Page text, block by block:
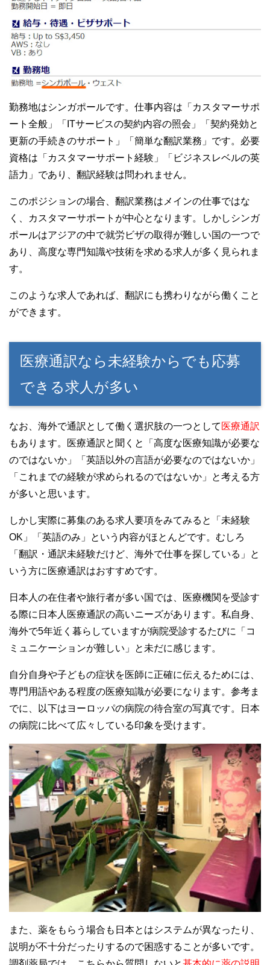
勤務地はシンガポールです。仕事内容は「カスタマーサポ
ート全般」「ITサービスの契約内容の照会」「契約発効と
更新の手続きのサポート」「簡単な翻訳業務」です。必要
資格は「カスタマーサポート経験」「ビジネスレベルの英
語力」であり、翻訳経験は問われません。
このポジションの場合、翻訳業務はメインの仕事ではな
く、カスタマーサポートが中心となります。しかしシンガ
ポールはアジアの中で就労ビザの取得が難しい国の一つで
あり、高度な専門知識や技術を求める求人が多く見られま
す。
このような求人であれば、翻訳にも携わりながら働くこと
ができます。
医療通訳なら未経験からでも応募
できる求人が多い
なお、海外で通訳として働く選択肢の一つとして 医療通訳
もあります。医療通訳と聞くと「高度な医療知識が必要な
のではないか」「英語以外の言語が必要なのではないか」
「これまでの経験が求められるのではないか」と考える方
が多いと思います。
しかし実際に募集のある求人要項をみてみると「未経験
OK」「英語のみ」という内容がほとんどです。むしろ
「翻訳・通訳未経験だけど、海外で仕事を探している」と
いう方に医療通訳はおすすめです。
日本人の在住者や旅行者が多い国では、医療機関を受診す
る際に日本人医療通訳の高いニーズがあります。私自身、
海外で5年近く暮らしていますが病院受診するたびに「コ
ミュニケーションが難しい」と未だに感じます。
自分自身や子どもの症状を医師に正確に伝えるためには、
専門用語やある程度の医療知識が必要になります。参考ま
でに、以下はヨーロッパの病院の待合室の写真です。日本
の病院に比べて広々している印象を受けます。
また、薬をもらう場合も日本とはシステムが異なったり、
説明が不十分だったりするので困惑することが多いです。